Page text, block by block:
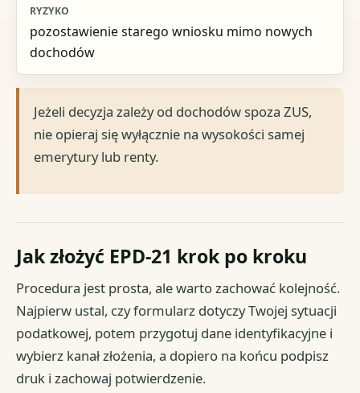
pozostawienie starego wniosku mimo nowych
dochodów
Jeżeli decyzja zależy od dochodów spoza ZUS,
nie opieraj się wyłącznie na wysokości samej
emerytury lub renty.
Jak złożyć EPD-21 krok po kroku
Procedura jest prosta, ale warto zachować kolejność.
Najpierw ustal, czy formularz dotyczy Twojej sytuacji
podatkowej, potem przygotuj dane identyfikacyjne i
wybierz kanał złożenia, a dopiero na końcu podpisz
druk i zachowaj potwierdzenie.